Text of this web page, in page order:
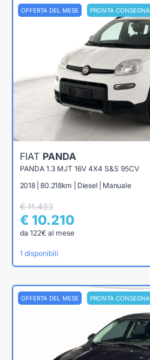
OFFERTA DEL MESE PRONTA CONSEGNA
FIAT PANDA
PANDA 1.3 MJT 16V 4X4 S&S 95CV
2018 | 80.218km | Diesel | Manuale
€ 11.433
€ 10.210
da 122€ al mese
1 disponibili
OFFERTA DEL MESE PRONTA CONSEGNA